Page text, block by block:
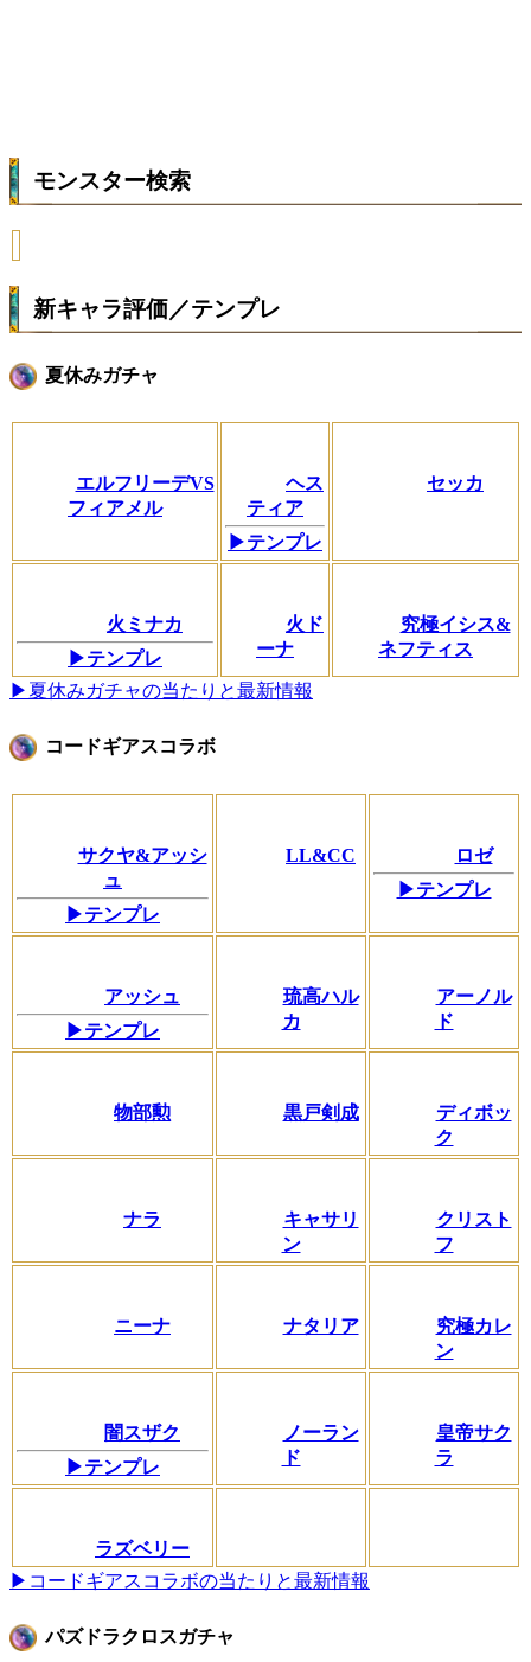
モンスター検索
新キャラ評価／テンプレ
夏休みガチャ
エルフリーデVS
フィアメル
ヘス
ティア
▶テンプレ
セッカ
火ミナカ
▶テンプレ
火ド
ーナ
究極イシス&
ネフティス
▶夏休みガチャの当たりと最新情報
コードギアスコラボ
サクヤ&アッシ
ュ
▶テンプレ
LL&CC
ロゼ
▶テンプレ
アッシュ
▶テンプレ
琉高ハル
カ
アーノル
ド
物部勲 黒戸剣成
ディボッ
ク
ナラ
キャサリ
ン
クリスト
フ
ニーナ ナタリア
究極カレ
ン
闇スザク
▶テンプレ
ノーラン
ド
皇帝サク
ラ
ラズベリー
▶コードギアスコラボの当たりと最新情報
パズドラクロスガチャ